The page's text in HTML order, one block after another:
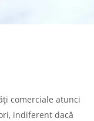
comerciale atunci
indiferent dacă